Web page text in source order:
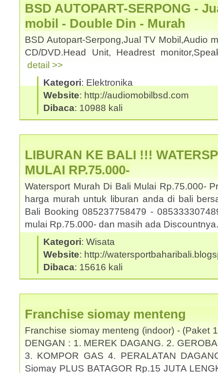
BSD AUTOPART-SERPONG -
mobil - Double Din - Murah
BSD Autopart-Serpong,Jual TV Mobil,Audio
CD/DVD.Head Unit, Headrest
detail >>
Kategori: Elektronika
Website: http://audiomobilbsd.com
Dibaca: 10988 kali
LIBURAN KE BALI !!!
MULAI RP.75.000-
Watersport Murah Di Bali Mulai Rp.75.000-
harga murah untuk liburan anda di bali
Bali Booking 085237758479 -
mulai Rp.75.000- dan masih ada
Kategori: Wisata
Website: http://
Dibaca: 15616 kali
Franchise siomay menteng
Franchise siomay menteng (indoor) - (Paket
DENGAN : 1. MEREK DAGANG. 2.
3. KOMPOR GAS 4. PERALATAN
Siomay PLUS BATAGOR Rp.15 JUTA